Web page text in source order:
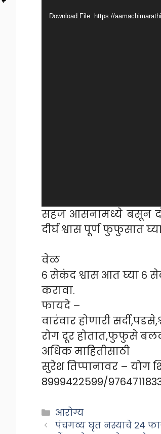
Download File: https://
सहज आसनामध्ये बसून
दीर्घ श्वास पूर्ण फुफुसात
वेळ
६ सेकंद श्वास आत घ्या ६
करावा.
फायदे –
वारंवार होणारी
रोग दूर होतात,फुफुसे
अधिक माहितीसाठी
सुरेश तिप्पानावर – योग
8999422599/
Categories
आरोग्य
पंचगव्य घृत नस्याचे २४